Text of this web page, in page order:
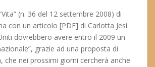
(n. 36 del 12 settembre 2008) di
con un articolo [PDF] di Carlotta Jesi.
dovrebbero avere entro il 2009 un
grazie ad una proposta di
che nei prossimi giorni cercherà anche